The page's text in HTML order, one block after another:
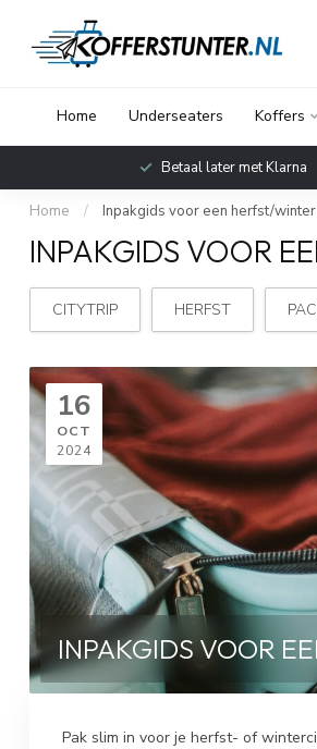
Home Underseaters Koffers
Betaal later met Klarna
Home / Inpakgids voor een herfst/
INPAKGIDS VOOR
CITYTRIP HERFST
16
OCT
2024
INPAKGIDS VOOR
Pak slim in voor je herfst- of